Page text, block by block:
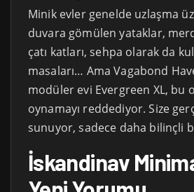
Minik evler genelde uzlaşma
duvara gömülen yataklar,
çatı katları, sehpa olarak da
masaları… Ama Vagabond
modüler evi Evergreen XL, bu
oynamayı reddediyor. Size
sunuyor, sadece daha bilinçli
İskandinav